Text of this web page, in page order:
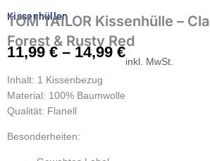
Kissenhüllen
TOM TAILOR Kissenhülle –
Forest & Rusty Red
11,99€–14,99€
inkl. MwSt.
Inhalt: 1 Kissenbezug
Material: 100% Baumwolle
Qualität: Flanell
Besonderheiten: